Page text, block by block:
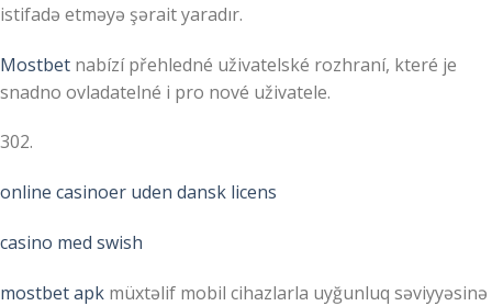
istifadə etməyə şərait yaradır.
Mostbet nabízí přehledné uživatelské rozhraní, které je
snadno ovladatelné i pro nové uživatele.
302.
online casinoer uden dansk licens
casino med swish
mostbet apk müxtəlif mobil cihazlarla uyğunluq səviyyəsinə